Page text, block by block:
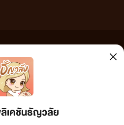
เคชันธัญวลัย
ต่อข้อความใดๆ ทั้งสิ้น ดังนั้นผู้อ่านทุกท่านโปรดใช้
กท่านพบข้อความใดๆ ที่ขัดต่อกฎหมายและศีลธรรม
งานจะได้ดำเนินการในทันที ทั้งนี้ ทางเว็บไซต์ขอสงวน
ม) พ.ศ.2558